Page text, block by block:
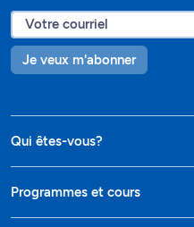
Je veux m'abonner
Qui êtes-vous?
Programmes et cours